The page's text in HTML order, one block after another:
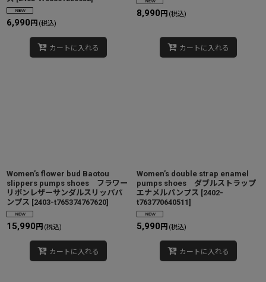
6,990 円 (税込)
カートに入れる
8,990 円 (税込)
カートに入れる
Women’s flower bud Baotou
slippers pumps shoes フラワー
リボンレザーサンダルスリッパパ
ンプス [2403-t765374767620]
15,990 円 (税込)
カートに入れる
Women’s double strap enamel
pumps shoes ダブルストラップ
エナメルパンプス [2402-
t763770640511]
5,990 円 (税込)
カートに入れる